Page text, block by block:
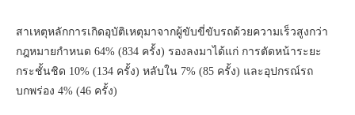
สาเหตุหลักการเกิดอุบัติเหตุมาจากผู้ขับขี่ขับรถด้วยความเร็วสูงกว่า
กฎหมายกำหนด 64% (834 ครั้ง) รองลงมาได้แก่ การตัดหน้าระยะ
กระชั้นชิด 10% (134 ครั้ง) หลับใน 7% (85 ครั้ง) และอุปกรณ์รถ
บกพร่อง 4% (46 ครั้ง)